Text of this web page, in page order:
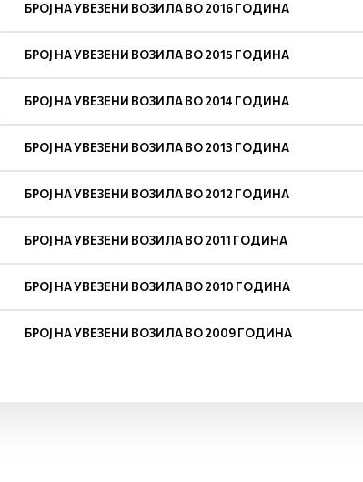
БРОЈ НА УВЕЗЕНИ ВОЗИЛА ВО 2016 ГОДИНА
БРОЈ НА УВЕЗЕНИ ВОЗИЛА ВО 2015 ГОДИНА
БРОЈ НА УВЕЗЕНИ ВОЗИЛА ВО 2014 ГОДИНА
БРОЈ НА УВЕЗЕНИ ВОЗИЛА ВО 2013 ГОДИНА
БРОЈ НА УВЕЗЕНИ ВОЗИЛА ВО 2012 ГОДИНА
БРОЈ НА УВЕЗЕНИ ВОЗИЛА ВО 2011 ГОДИНА
БРОЈ НА УВЕЗЕНИ ВОЗИЛА ВО 2010 ГОДИНА
БРОЈ НА УВЕЗЕНИ ВОЗИЛА ВО 2009 ГОДИНА